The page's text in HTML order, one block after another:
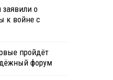
о
к войне с
пройдёт
форум